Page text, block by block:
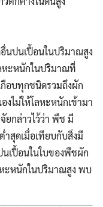
นปนเปื้อนในปริมาณสูง
หะหนักในปริมาณที่
อบทุกชนิดรวมถึงผัก
งไม่ให้โลหะหนักเข้ามา
ยกล่าวไว้ว่า พืช มี
สุดเมื่อเทียบกับสิ่งมี
เปื้อนในใบของพืชผัก
ะหนักในปริมาณสูง พบ